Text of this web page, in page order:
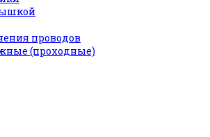
проводов
(проходные)